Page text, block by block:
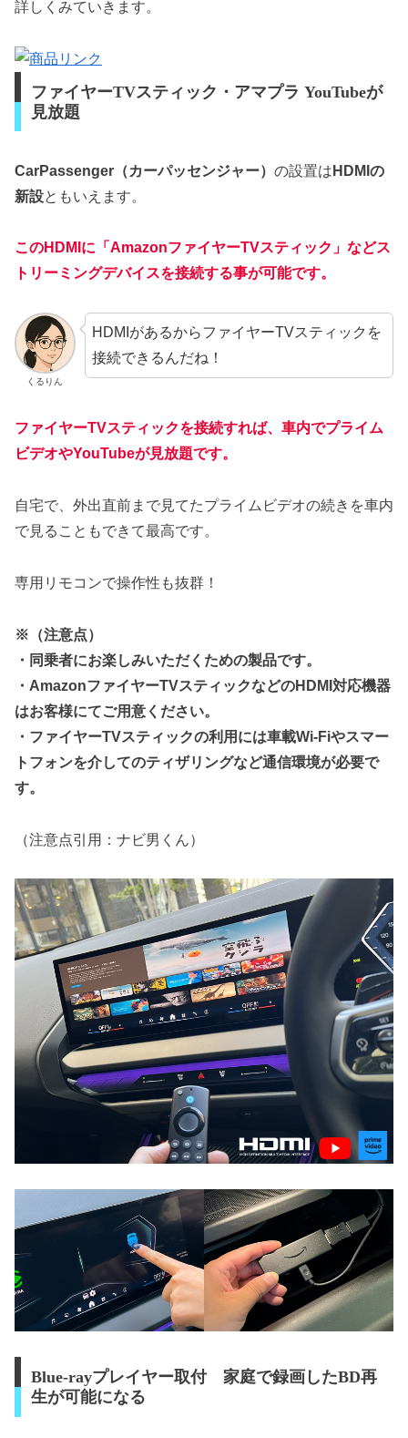
詳しくみていきます。
ファイヤーTVスティック・アマプラ YouTubeが
見放題
CarPassenger（カーパッセンジャー） の設置は HDMIの
新設ともいえます。
このHDMIに「AmazonファイヤーTVスティック」などス
トリーミングデバイスを接続する事が可能です。
くるりん
HDMIがあるからファイヤーTVスティックを
接続できるんだね！
ファイヤーTVスティックを接続すれば、車内でプライム
ビデオやYouTubeが見放題です。
自宅で、外出直前まで見てたプライムビデオの続きを車内
で見ることもできて最高です。
専用リモコンで操作性も抜群！
※（注意点）
・同乗者にお楽しみいただくための製品です。
・AmazonファイヤーTVスティックなどのHDMI対応機器
はお客様にてご用意ください。
・ファイヤーTVスティックの利用には車載Wi-Fiやスマー
トフォンを介してのティザリングなど通信環境が必要で
す。
（注意点引用：ナビ男くん）
Blue-rayプレイヤー取付 家庭で録画したBD再
生が可能になる